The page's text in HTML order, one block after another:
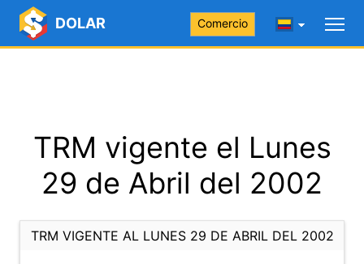
DOLAR Comercio
TRM vigente el Lunes
29 de Abril del 2002
TRM VIGENTE AL LUNES 29 DE ABRIL DEL 2002